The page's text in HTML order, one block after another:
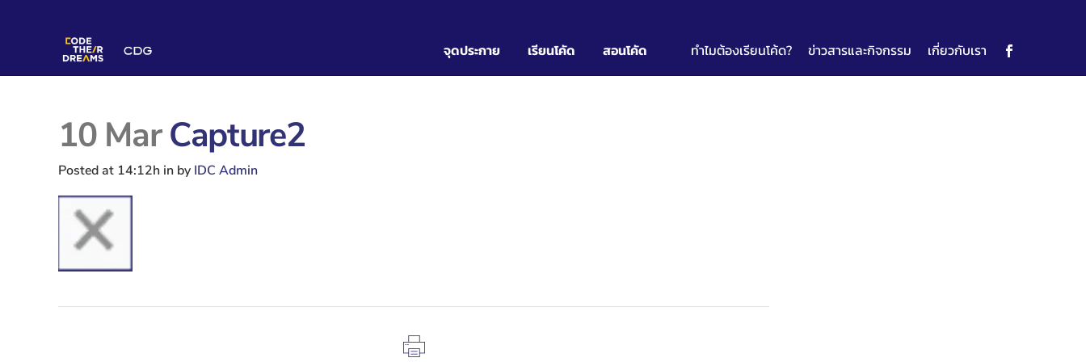
ทำไมต้องเรียนโค้ด? ข่าวสารและกิจกรรม เกี่ยวกับเรา
จุดประกาย เรียนโคัด สอนโคัด
10 MarCapture2
Posted at 14:12h in by IDC Admin